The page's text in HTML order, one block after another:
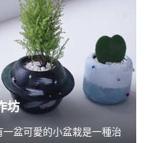
坊
盆可愛的小盆栽是一種治